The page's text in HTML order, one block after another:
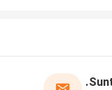
Suntek Electronics Co., Ltd.